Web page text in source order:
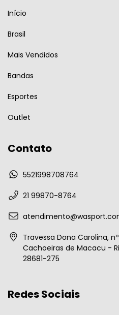
Início
Brasil
Mais Vendidos
Bandas
Esportes
Outlet
Contato
5521998708764
21 99870-8764
Travessa Dona Carolina,
Cachoeiras de Macacu -
28681-275
Redes Sociais